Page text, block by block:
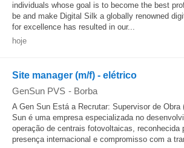
individuals whose goal is to become the best
be and make Digital Silk a globally renowned
for excellence has resulted in our...
hoje
Site manager (m/f) - elétrico
GenSun PVS - Borba
A Gen Sun Está a Recrutar: Supervisor de Obra
Sun é uma empresa especializada no
operação de centrais fotovoltaicas, reconhecida
presença internacional e compromisso com a